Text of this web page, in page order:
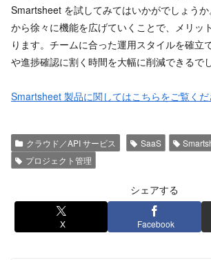
Smartsheet を試してみてはいかがでしょう
から徐々に機能を広げていくことで、メリッ
ります。チームに合った運用スタイルを確立
や進捗確認に割く時間を大幅に削減できるでし
Smartsheet 製品に関してはこちらをご覧くだ
クラウド／API サービス SaaS
プロジェクト管理
シェアする
X Facebook